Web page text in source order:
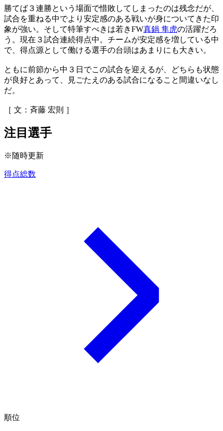
勝てば３連勝という場面で惜敗してしまったのは残念だが、
試合を重ねる中でより安定感のある戦いが身についてきた印
象が強い。そして特筆すべきは若きFW真鍋 隼虎の活躍だろ
う。現在３試合連続得点中。チームが安定感を増している中
で、得点源として働ける選手の台頭はあまりにも大きい。
ともに前節から中３日でこの試合を迎えるが、どちらも状態
が良好とあって、見ごたえのある試合になること間違いなし
だ。
［ 文：斉藤 宏則 ］
注目選手
※随時更新
得点総数
順位